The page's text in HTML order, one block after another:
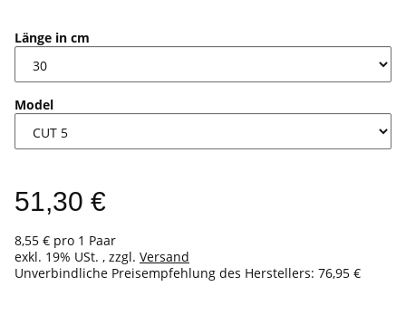
Länge in cm
Model
51,30 €
8,55 € pro 1 Paar
exkl. 19% USt. , zzgl. Versand
Unverbindliche Preisempfehlung des Herstellers: 76,95 €